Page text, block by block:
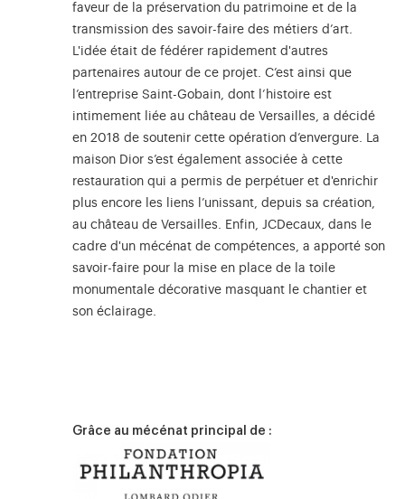
faveur de la préservation du patrimoine et de la
transmission des savoir-faire des métiers d’art.
L'idée était de fédérer rapidement d'autres
partenaires autour de ce projet. C’est ainsi que
l’entreprise Saint-Gobain, dont l’histoire est
intimement liée au château de Versailles, a décidé
en 2018 de soutenir cette opération d’envergure. La
maison Dior s’est également associée à cette
restauration qui a permis de perpétuer et d'enrichir
plus encore les liens l’unissant, depuis sa création,
au château de Versailles. Enfin, JCDecaux, dans le
cadre d'un mécénat de compétences, a apporté son
savoir-faire pour la mise en place de la toile
monumentale décorative masquant le chantier et
son éclairage.
Grâce au mécénat principal de :